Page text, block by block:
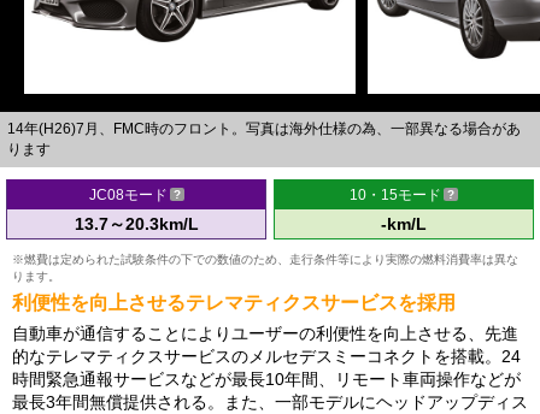
14年(H26)7月、FMC時のフロント。写真は海外仕様の為、一部異なる場合があ
ります
JC08モード
13.7～20.3km/L
10・15モード
-km/L
※燃費は定められた試験条件の下での数値のため、走行条件等により実際の燃料消費率は異な
ります。
利便性を向上させるテレマティクスサービスを採用
自動車が通信することによりユーザーの利便性を向上させる、先進
的なテレマティクスサービスのメルセデスミーコネクトを搭載。24
時間緊急通報サービスなどが最長10年間、リモート車両操作などが
最長3年間無償提供される。また、一部モデルにヘッドアップディス